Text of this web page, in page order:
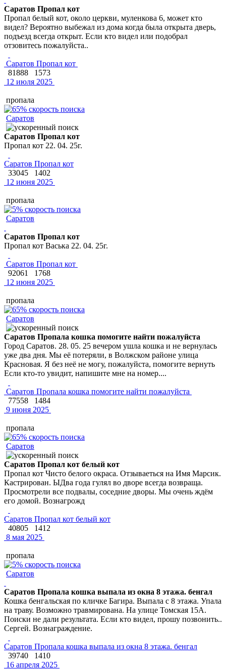
Саратов Пропал кот
Пропал белый кот, около церкви, муленкова 6, может кто
видел? Вероятно выбежал из дома когда была открыта дверь,
подъезд всегда открыт. Если кто видел или подобрал
отзовитесь пожалуйста..
Саратов Пропал кот
81888
1573
12 июля 2025
пропала
Саратов
Саратов Пропал кот
Пропал кот 22. 04. 25г.
Саратов Пропал кот
33045
1402
12 июня 2025
пропала
Саратов
Саратов Пропал кот
Пропал кот Васька 22. 04. 25г.
Саратов Пропал кот
92061
1768
12 июня 2025
пропала
Саратов
Саратов Пропала кошка помогите найти пожалуйста
Город Саратов. 28. 05. 25 вечером ушла кошка и не вернулась
уже два дня. Мы её потеряли, в Волжском районе улица
Красновая. Я без неё не могу, пожалуйста, помогите вернуть
Если кто-то увидит, напишите мне на номер....
Саратов Пропала кошка помогите найти пожалуйста
77558
1484
9 июня 2025
пропала
Саратов
Саратов Пропал кот белый кот
Пропал кот Чисто белого окраса. Отзываеться на Имя Марсик.
Кастрирован. ЫДва года гулял во дворе всегда возвраща.
Просмотрели все подвалы, соседние дворы. Мы очень ждём
его домой. Вознагрожд
Саратов Пропал кот белый кот
40805
1412
8 мая 2025
пропала
Саратов
Саратов Пропала кошка выпала из окна 8 этажа. бенгал
Кошка бенгальская по кличке Багира. Выпала с 8 этажа. Упала
на траву. Возможно травмирована. На улице Томская 15А.
Поиски не дали результата. Если кто видел, прошу позвонить..
Сергей. Вознаграждение.
Саратов Пропала кошка выпала из окна 8 этажа. бенгал
39740
1410
16 апреля 2025